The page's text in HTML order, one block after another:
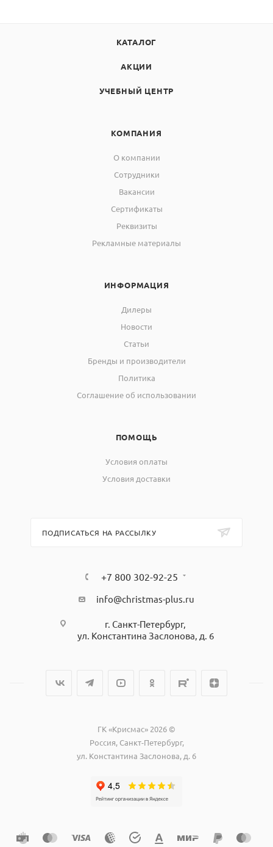
КАТАЛОГ
АКЦИИ
УЧЕБНЫЙ ЦЕНТР
КОМПАНИЯ
О компании
Сотрудники
Вакансии
Сертификаты
Реквизиты
Рекламные материалы
ИНФОРМАЦИЯ
Дилеры
Новости
Статьи
Бренды и производители
Политика
Соглашение об использовании
ПОМОЩЬ
Условия оплаты
Условия доставки
ПОДПИСАТЬСЯ НА РАССЫЛКУ
+7 800 302-92-25
info@christmas-plus.ru
г. Санкт-Петербург,
ул. Константина Заслонова, д. 6
ГК «Крисмас» 2026 ©
Россия, Санкт-Петербург,
ул. Константина Заслонова, д. 6